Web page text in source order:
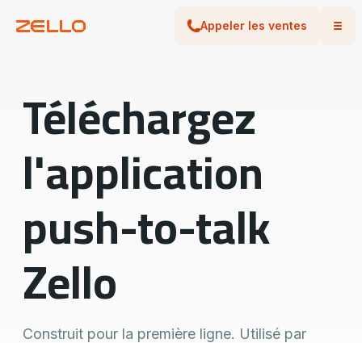
Appeler les ventes
Téléchargez
l'application
push-to-talk
Zello
Construit pour la première ligne. Utilisé par